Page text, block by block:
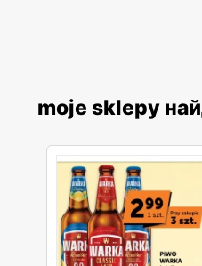
moje sklepy